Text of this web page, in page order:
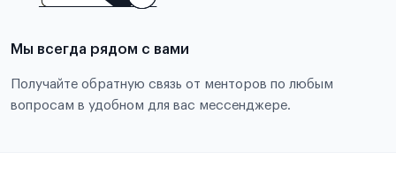
Мы всегда рядом с вами
Получайте обратную связь от менторов по любым
вопросам в удобном для вас мессенджере.